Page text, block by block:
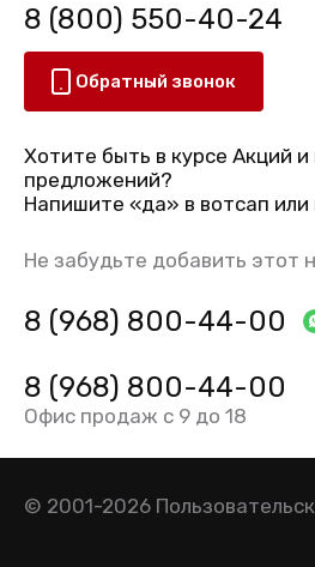
8 (800) 550-40-24
Обратный звонок
Хотите быть в курсе Акций и
предложений?
Напишите «да» в вотсап или
Не забудьте добавить этот
8 (968) 800-44-00
8 (968) 800-44-00
Офис продаж с 9 до 18
© 2001-2026